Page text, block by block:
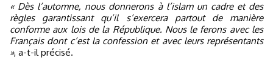
« Dès l’automne, nous donnerons à l’islam un cadre et des
règles garantissant qu’il s’exercera partout de manière
conforme aux lois de la République. Nous le ferons avec les
Français dont c’est la confession et avec leurs représentants
», a-t-il précisé.